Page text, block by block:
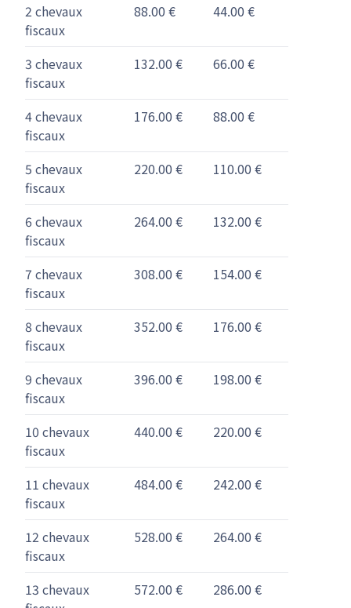
2 chevaux
fiscaux
88.00 € 44.00 €
3 chevaux
fiscaux
132.00 € 66.00 €
4 chevaux
fiscaux
176.00 € 88.00 €
5 chevaux
fiscaux
220.00 € 110.00 €
6 chevaux
fiscaux
264.00 € 132.00 €
7 chevaux
fiscaux
308.00 € 154.00 €
8 chevaux
fiscaux
352.00 € 176.00 €
9 chevaux
fiscaux
396.00 € 198.00 €
10 chevaux
fiscaux
440.00 € 220.00 €
11 chevaux
fiscaux
484.00 € 242.00 €
12 chevaux
fiscaux
528.00 € 264.00 €
13 chevaux
572.00 € 286.00 €